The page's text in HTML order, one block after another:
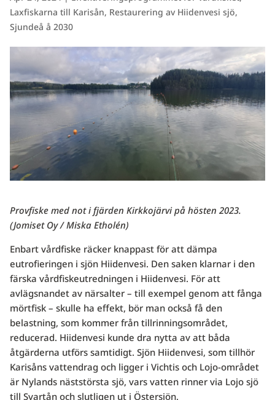
Laxfiskarna till Karisån, Restaurering av Hiidenvesi sjö,
Sjundeå å 2030
Provfiske med not i fjärden Kirkkojärvi på hösten 2023.
(Jomiset Oy / Miska Etholén)
Enbart vårdfiske räcker knappast för att dämpa
eutrofieringen i sjön Hiidenvesi. Den saken klarnar i den
färska vårdfiskeutredningen i Hiidenvesi. För att
avlägsnandet av närsalter – till exempel genom att fånga
mörtfisk – skulle ha effekt, bör man också få den
belastning, som kommer från tillrinningsområdet,
reducerad. Hiidenvesi kunde dra nytta av att båda
åtgärderna utförs samtidigt. Sjön Hiidenvesi, som tillhör
Karisåns vattendrag och ligger i Vichtis och Lojo-området
är Nylands näststörsta sjö, vars vatten rinner via Lojo sjö
till Svartån och slutligen ut i Östersjön.